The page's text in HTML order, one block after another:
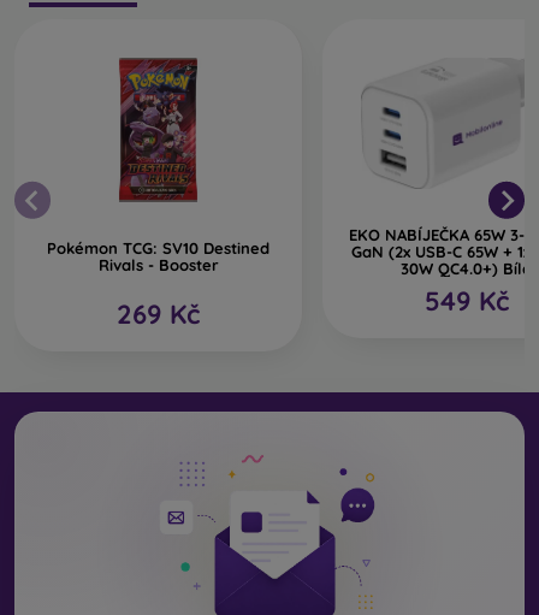
Pokémon TCG: SV10 Destined
Rivals - Booster
269 Kč
EKO NABÍJEČKA 65W 3-
GaN (2x USB-C 65W + 1x
30W QC4.0+) Bílá
549 Kč